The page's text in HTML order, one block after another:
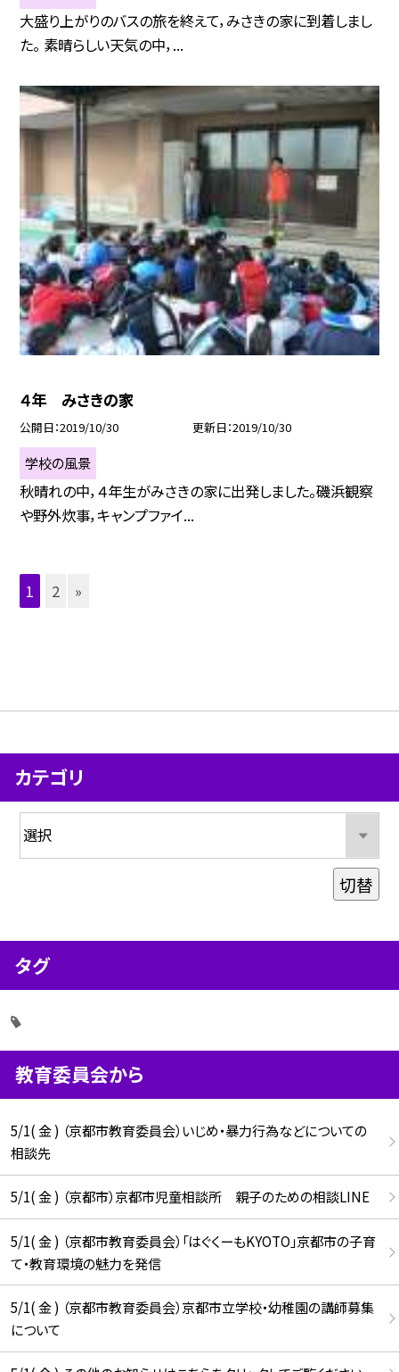
大盛り上がりのバスの旅を終えて，みさきの家に到着しまし
た。 素晴らしい天気の中，...
４年 みさきの家
公開日 2019/10/30 更新日 2019/10/30
学校の風景
秋晴れの中，４年生がみさきの家に出発しました。磯浜観察
や野外炊事，キャンプファイ...
1 2 »
カテゴリ
切替
タグ
教育委員会から
5/1( 金 ) （京都市教育委員会）いじめ・暴力行為などについての
相談先
5/1( 金 ) （京都市）京都市児童相談所 親子のための相談LINE
5/1( 金 ) （京都市教育委員会）「はぐくーもKYOTO」京都市の子育
て・教育環境の魅力を発信
5/1( 金 ) （京都市教育委員会）京都市立学校・幼稚園の講師募集
について